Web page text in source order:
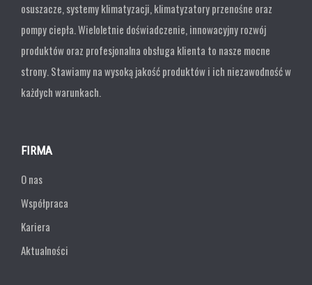
osuszacze, systemy klimatyzacji, klimatyzatory przenośne oraz
pompy ciepła. Wieloletnie doświadczenie, innowacyjny rozwój
produktów oraz profesjonalna obsługa klienta to nasze mocne
strony. Stawiamy na wysoką jakość produktów i ich niezawodność w
każdych warunkach.
FIRMA
O nas
Współpraca
Kariera
Aktualności